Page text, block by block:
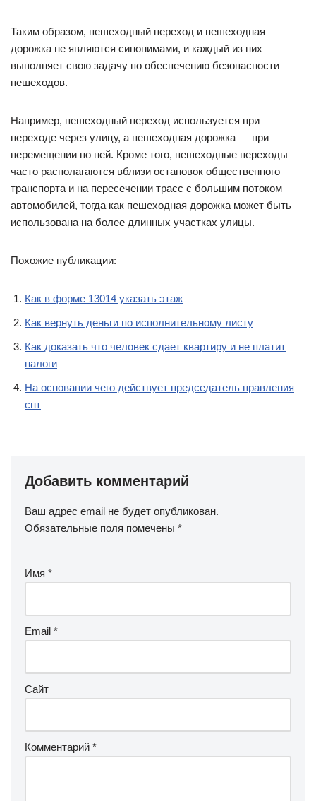
Таким образом, пешеходный переход и пешеходная
дорожка не являются синонимами, и каждый из них
выполняет свою задачу по обеспечению безопасности
пешеходов.
Например, пешеходный переход используется при
переходе через улицу, а пешеходная дорожка — при
перемещении по ней. Кроме того, пешеходные переходы
часто располагаются вблизи остановок общественного
транспорта и на пересечении трасс с большим потоком
автомобилей, тогда как пешеходная дорожка может быть
использована на более длинных участках улицы.
Похожие публикации:
Как в форме 13014 указать этаж
Как вернуть деньги по исполнительному листу
Как доказать что человек сдает квартиру и не платит
налоги
На основании чего действует председатель правления
снт
Добавить комментарий
Ваш адрес email не будет опубликован.
Обязательные поля помечены *
Имя *
Email *
Сайт
Комментарий *